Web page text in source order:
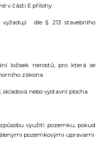
v části E přílohy.
dle § 213 stavebního
ložisek nerostů, pro která se
zákona
nebo výstavní plocha
využití pozemku, pokud
pozemkovými úpravami